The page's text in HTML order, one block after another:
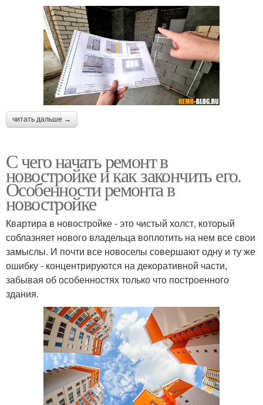
читать дальше →
С чего начать ремонт в
новостройке и как закончить его.
Особенности ремонта в
новостройке
Квартира в новостройке - это чистый холст, который
соблазняет нового владельца воплотить на нем все свои
замыслы. И почти все новоселы совершают одну и ту же
ошибку - концентрируются на декоративной части,
забывая об особенностях только что построенного
здания.